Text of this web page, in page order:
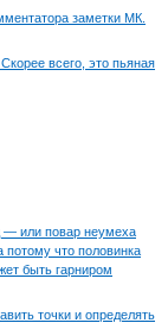
заметки МК.
всего, это пьяная
— или повар неумеха
потому что половинка
быть гарниром
точки и определять